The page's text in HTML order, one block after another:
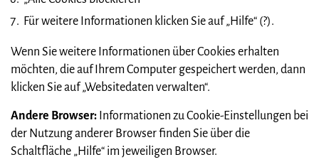
Für weitere Informationen klicken Sie auf „Hilfe“ (?).
Wenn Sie weitere Informationen über Cookies erhalten
möchten, die auf Ihrem Computer gespeichert werden, dann
klicken Sie auf „Websitedaten verwalten“.
Andere Browser: Informationen zu Cookie-Einstellungen bei
der Nutzung anderer Browser finden Sie über die
Schaltfläche „Hilfe“ im jeweiligen Browser.